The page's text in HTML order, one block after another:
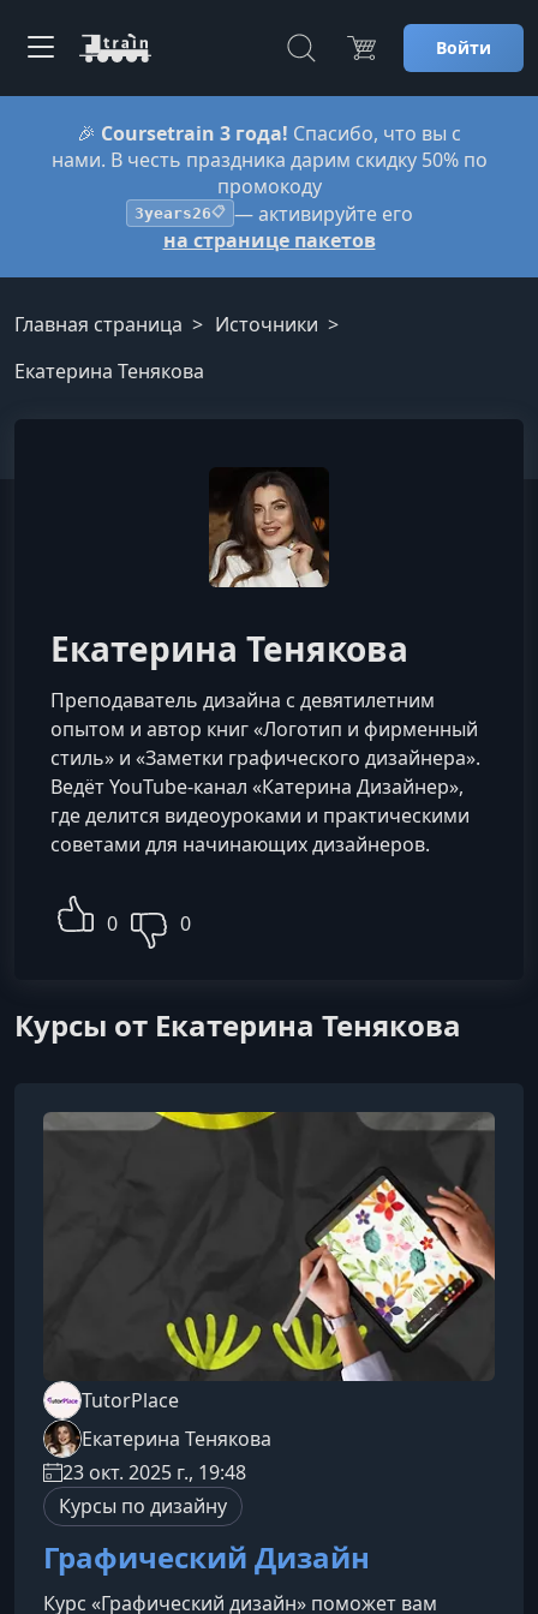
Войти
🎉 Coursetrain 3 года! Спасибо, что вы с
нами. В честь праздника дарим скидку 50% по
промокоду
3years26📋 — активируйте его
на странице пакетов
Главная страница
Источники
Екатерина Тенякова
Екатерина Тенякова
Преподаватель дизайна с девятилетним
опытом и автор книг «Логотип и фирменный
стиль» и «Заметки графического дизайнера».
Ведёт YouTube-канал «Катерина Дизайнер»,
где делится видеоуроками и практическими
советами для начинающих дизайнеров.
0 0
Курсы от Екатерина Тенякова
TutorPlace
Екатерина Тенякова
23 окт. 2025 г., 19:48
Курсы по дизайну
Графический Дизайн
Курс «Графический дизайн» поможет вам